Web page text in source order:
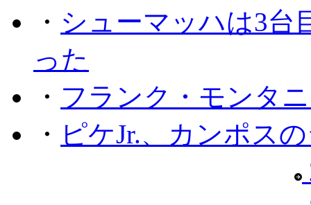
・ シューマッハは3台
った
・ フランク・モンタ
・ ピケJr.、カンポス